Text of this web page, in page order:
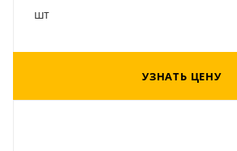
шт
УЗНАТЬ ЦЕНУ